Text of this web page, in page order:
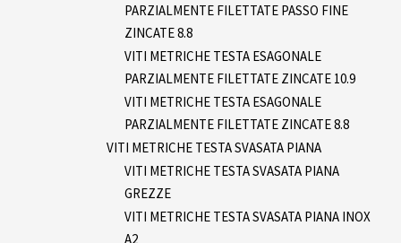
PARZIALMENTE FILETTATE PASSO FINE
ZINCATE 8.8
VITI METRICHE TESTA ESAGONALE
PARZIALMENTE FILETTATE ZINCATE 10.9
VITI METRICHE TESTA ESAGONALE
PARZIALMENTE FILETTATE ZINCATE 8.8
VITI METRICHE TESTA SVASATA PIANA
VITI METRICHE TESTA SVASATA PIANA
GREZZE
VITI METRICHE TESTA SVASATA PIANA INOX
A2